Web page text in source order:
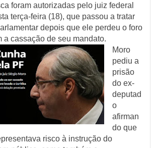
foram autorizadas pelo juiz federal
terça-feira (18), que passou a tratar
depois que ele perdeu o foro
a cassação de seu mandato.
Moro
pediu a
prisão
do ex-
deputad
o
afirman
do que
risco à instrução do